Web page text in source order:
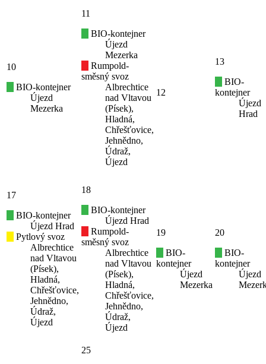
10
BIO-kontejner
Újezd
Mezerka
11
BIO-kontejner
Újezd
Mezerka
Rumpold-
směsný svoz
Albrechtice
nad Vltavou
(Písek),
Hladná,
Chřešťovice,
Jehnědno,
Údraž,
Újezd
12
13
BIO-
kontejner
Újezd
Hrad
17
BIO-kontejner
Újezd Hrad
Pytlový svoz
Albrechtice
nad Vltavou
(Písek),
Hladná,
Chřešťovice,
Jehnědno,
Údraž,
Újezd
18
BIO-kontejner
Újezd Hrad
Rumpold-
směsný svoz
Albrechtice
nad Vltavou
(Písek),
Hladná,
Chřešťovice,
Jehnědno,
Údraž,
Újezd
19
BIO-
kontejner
Újezd
Mezerka
20
BIO-
kontejner
Újezd
25